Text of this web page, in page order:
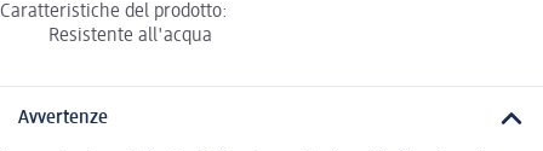
Caratteristiche del prodotto:
Resistente all'acqua
Avvertenze